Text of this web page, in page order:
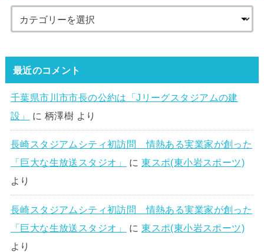
最近のコメント
千葉県市川市市長の公約は「Jリーグスタジアムの建
設」
に 柄澤樹 より
長崎スタジアムシティ初訪問 情熱ある実業家が創った
「巨大な生放送スタジオ」
に東スポ(東小岩スポーツ)
より
長崎スタジアムシティ初訪問 情熱ある実業家が創った
「巨大な生放送スタジオ」
に東スポ(東小岩スポーツ)
より